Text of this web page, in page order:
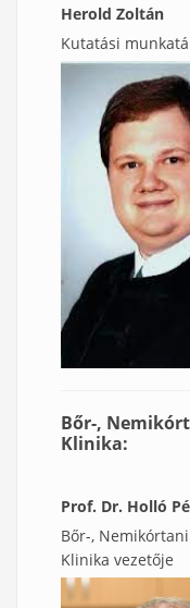
Herold Zoltán
Kutatási
Bőr-,
Klinika:
Prof. Dr. Holló
Bőr-,
Klinika vezetője